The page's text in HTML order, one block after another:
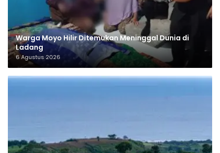
Warga Moyo Hilir Ditemukan Meninggal Dunia di
Ladang
6 Agustus 2026